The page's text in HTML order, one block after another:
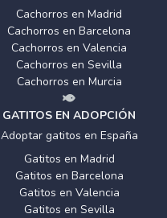
Cachorros en Madrid
Cachorros en Barcelona
Cachorros en Valencia
Cachorros en Sevilla
Cachorros en Murcia
GATITOS EN ADOPCIÓN
Adoptar gatitos en España
Gatitos en Madrid
Gatitos en Barcelona
Gatitos en Valencia
Gatitos en Sevilla